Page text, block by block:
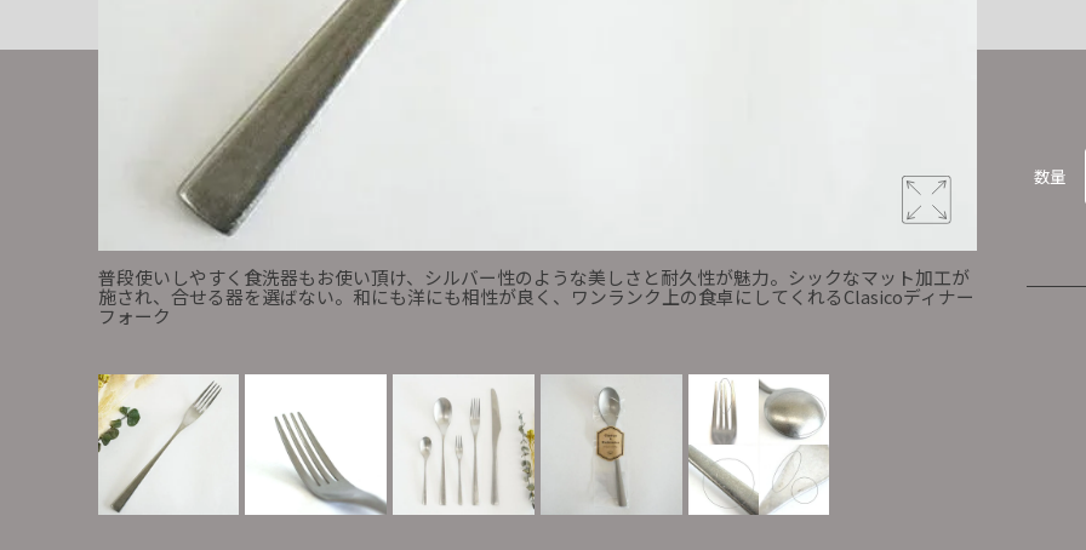
普段使いしやすく食洗器もお使い頂け、シルバー性のような美しさと耐久性が魅力。シックなマット加工が
施され、合せる器を選ばない。和にも洋にも相性が良く、ワンランク上の食卓にしてくれるClasicoディナー
フォーク
施され、
数量